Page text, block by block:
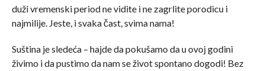
duži vremenski period ne vidite i ne zagrlite porodicu i
najmilije. Jeste, i svaka čast, svima nama!
Suština je sledeća – hajde da pokušamo da u ovoj godini
živimo i da pustimo da nam se život spontano dogodi! Bez